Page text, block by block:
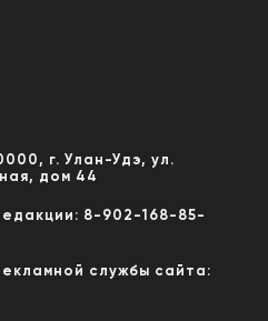
г. Улан-Удэ, ул.
дом 44
8-902-168-85-
службы сайта: